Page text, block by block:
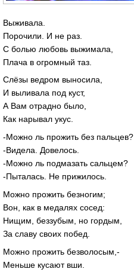
Выживала.
Порочили. И не раз.
С болью любовь выжимала,
Плача в огромный таз.
Слёзы ведром выносила,
И выливала под куст,
А Вам отрадно было,
Как нарывал укус.
-Можно ль прожить без пальцев?
-Видела. Довелось.
-Можно ль подмазать сальцем?
-Пыталась. Не прижилось.
Можно прожить безногим;
Вон, как в медалях сосед:
Нищим, беззубым, но гордым,
За славу своих побед.
Можно прожить безволосым,-
Меньше кусают вши.